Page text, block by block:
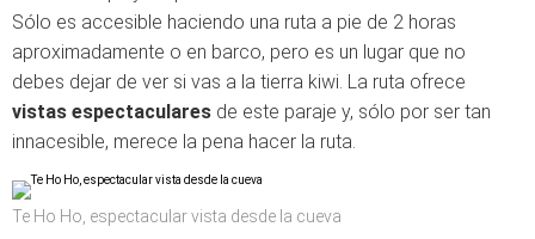
Sólo es accesible haciendo una ruta a pie de 2 horas
aproximadamente o en barco, pero es un lugar que no
debes dejar de ver si vas a la tierra kiwi. La ruta ofrece
vistas espectaculares de este paraje y, sólo por ser tan
innacesible, merece la pena hacer la ruta.
Te Ho Ho, espectacular vista desde la cueva